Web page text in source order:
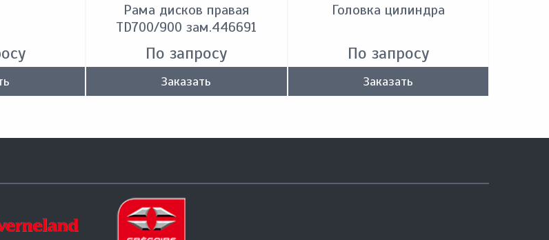
Рама дисков правая
TD700/900 зам.446691
По запросу
Заказать
Головка цилиндра
По запросу
Заказать